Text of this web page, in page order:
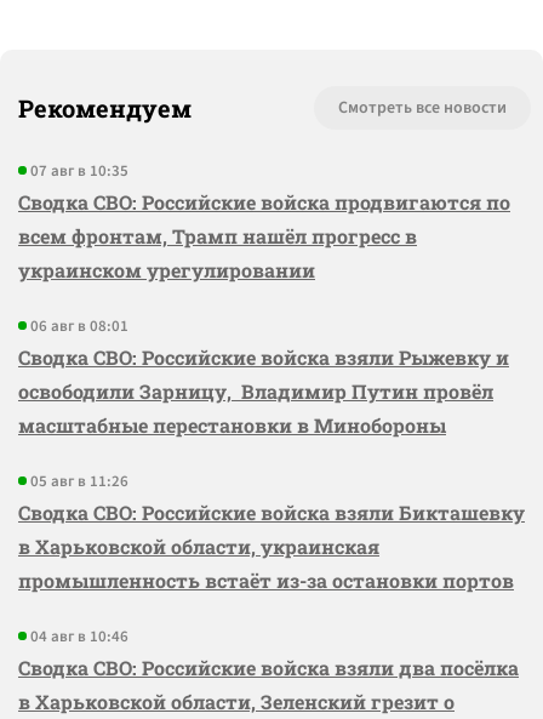
Рекомендуем Смотреть все новости
07 авг в 10:35
Сводка СВО: Российские войска продвигаются по
всем фронтам, Трамп нашёл прогресс в
украинском урегулировании
06 авг в 08:01
Сводка СВО: Российские войска взяли Рыжевку и
освободили Зарницу, Владимир Путин провёл
масштабные перестановки в Минобороны
05 авг в 11:26
Сводка СВО: Российские войска взяли Бикташевку
в Харьковской области, украинская
промышленность встаёт из-за остановки портов
04 авг в 10:46
Сводка СВО: Российские войска взяли два посёлка
в Харьковской области, Зеленский грезит о